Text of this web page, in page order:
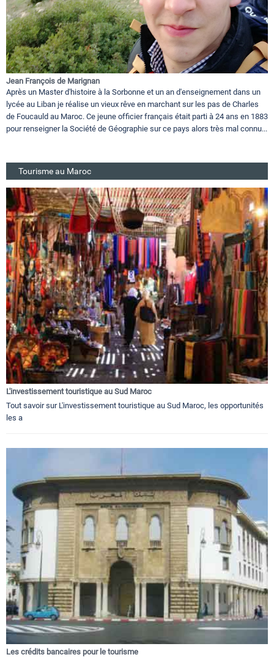
Jean François de Marignan
Après un Master d'histoire à la Sorbonne et un an d'enseignement dans un
lycée au Liban je réalise un vieux rêve en marchant sur les pas de Charles
de Foucauld au Maroc. Ce jeune officier français était parti à 24 ans en 1883
pour renseigner la Société de Géographie sur ce pays alors très mal connu...
Tourisme au Maroc
L'investissement touristique au Sud Maroc
Tout savoir sur L'investissement touristique au Sud Maroc, les opportunités
les a
Les crédits bancaires pour le tourisme